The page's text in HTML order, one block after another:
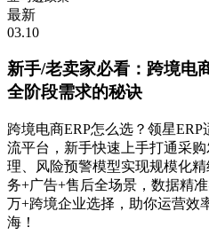
最新
03.10
新手/老卖家必看：跨境电
全阶段需求的秘诀
跨境电商ERP怎么选？领星
流平台，新手快速上手打通采
理、风险预警模型实现规模化
务+广告+售后全场景，数据精
万+跨境企业选择，助你运营效
海！